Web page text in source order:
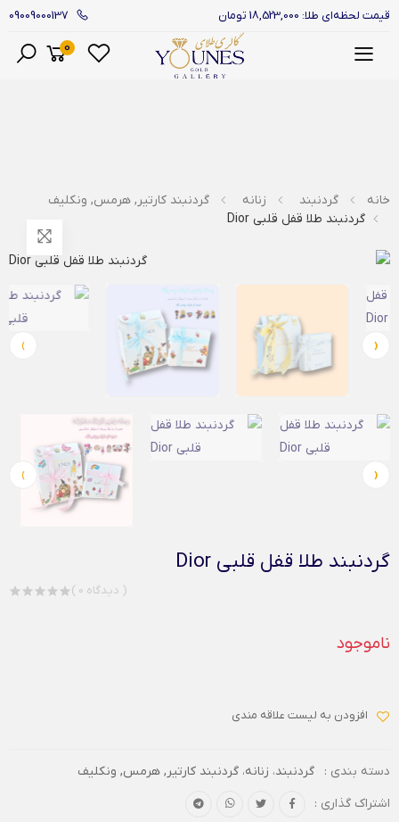
قیمت لحظه‌ای طلا: 18,523,000 تومان 09009000137
0
خانه گردنبند زنانه
گردنبند کارتیر, هرمس, ونکلیف
گردنبند طلا قفل قلبی Dior
‹
›
‹
›
گردنبند طلا قفل قلبی Dior
( 0 دیدگاه )
ناموجود
افزودن به لیست علاقه مندی
دسته بندی : گردنبند، زنانه، گردنبند کارتیر, هرمس, ونکلیف
اشتراک گذاری :